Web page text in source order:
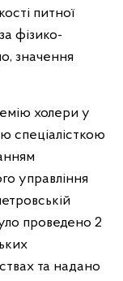
питної
фізико-
значення
холери у
спеціалісткою
управління
проведено 2
та надано